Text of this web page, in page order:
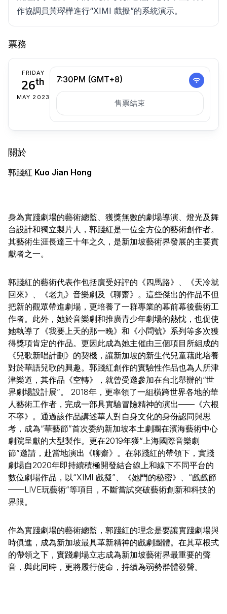
作協調員黃璻樺進行“XIMI 戲擬”的系統演示。
票務
FRIDAY
26th
MAY 2023
7:30PM (GMT+8)
售票結束
關於
郭踐紅 Kuo Jian Hong
身為實踐劇場的藝術總監、獲獎無數的劇場導演、燈光及舞
台設計和獨立製片人，郭踐紅是一位全方位的藝術創作者。
其藝術生涯長達三十年之久，是新加坡藝術界發展的主要貢
獻者之一。
郭踐紅的藝術代表作包括廣受好評的《四馬路》、《天冷就
回來》、《老九》音樂劇及《聊齋》。這些傑出的作品不但
把新的觀眾帶進劇場，更培養了一群專業的幕前幕後藝術工
作者。此外，她於音樂劇和推廣青少年劇場的熱忱，也促使
她執導了《我要上天的那一晚》和《小問號》系列等多次獲
得獎項肯定的作品。更因此成為她主催由三個項目所組成的
《兒歌新唱計劃》的契機，讓新加坡的新生代兒童藉此培養
對於華語兒歌的興趣。郭踐紅創作的實驗性作品也為人所津
津樂道，其作品《空轉》，就曾受邀參加在台北舉辦的“世
界劇場設計展”。 2018年，更率領了一組橫跨世界各地的華
人藝術工作者，完成一部具實驗冒險精神的演出——《六根
不寧》。通過該作品講述華人對自身文化的身份認同與思
考，成為“華藝節”首次委約新加坡本土劇團在濱海藝術中心
劇院呈獻的大型製作。更在2019年獲“上海國際音樂劇
節”邀請，赴當地演出《聊齋》。在郭踐紅的帶領下，實踐
劇場自2020年即持續積極開發結合線上和線下不同平台的
數位劇場作品，以“XIMI 戲擬”、《她門的秘密》、“戲戲節
——LIVE玩藝術”等項目，不斷嘗試突破藝術創新和科技的
界限。
作為實踐劇場的藝術總監，郭踐紅的理念是要讓實踐劇場與
時俱進，成為新加坡最具革新精神的戲劇團體。在其草根式
的帶領之下，實踐劇場立志成為新加坡藝術界最重要的聲
音，與此同時，更將履行使命，持續為弱勢群體發聲。